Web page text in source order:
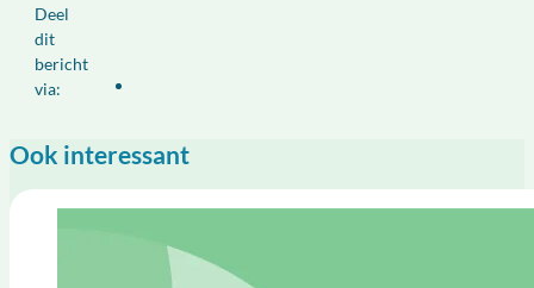
Deel
dit
bericht
via:
Ook interessant